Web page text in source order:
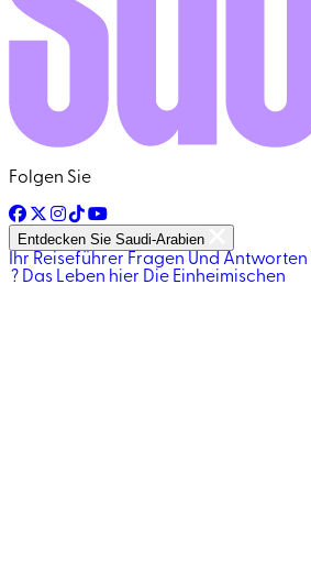
Folgen Sie
Entdecken Sie Saudi-Arabien
Ihr Reiseführer Fragen Und Antworten
? Das Leben hier Die Einheimischen